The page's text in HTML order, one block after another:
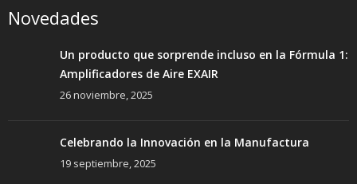
Novedades
Un producto que sorprende incluso en la Fórmula 1:
Amplificadores de Aire EXAIR
26 noviembre, 2025
Celebrando la Innovación en la Manufactura
19 septiembre, 2025